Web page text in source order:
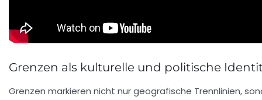
Grenzen als kulturelle und politische
Grenzen markieren nicht nur geografische Trennlinien,